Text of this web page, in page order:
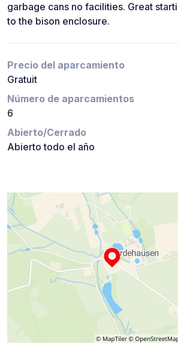
garbage cans no facilities. Great
to the bison enclosure.
Precio del aparcamiento
Gratuit
Número de aparcamientos
6
Abierto/Cerrado
Abierto todo el año